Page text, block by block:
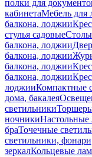
полки для
кабинетаМебель для
балкона, лоджии
стулья садовыеСтолы
балкона, лоджии
балкона, лоджии
балкона, лоджии
балкона, лоджии
лоджииКомпактные
дома, бакалея
светильники
ночники
браТочечные
светильники,
зеркалКольцевые